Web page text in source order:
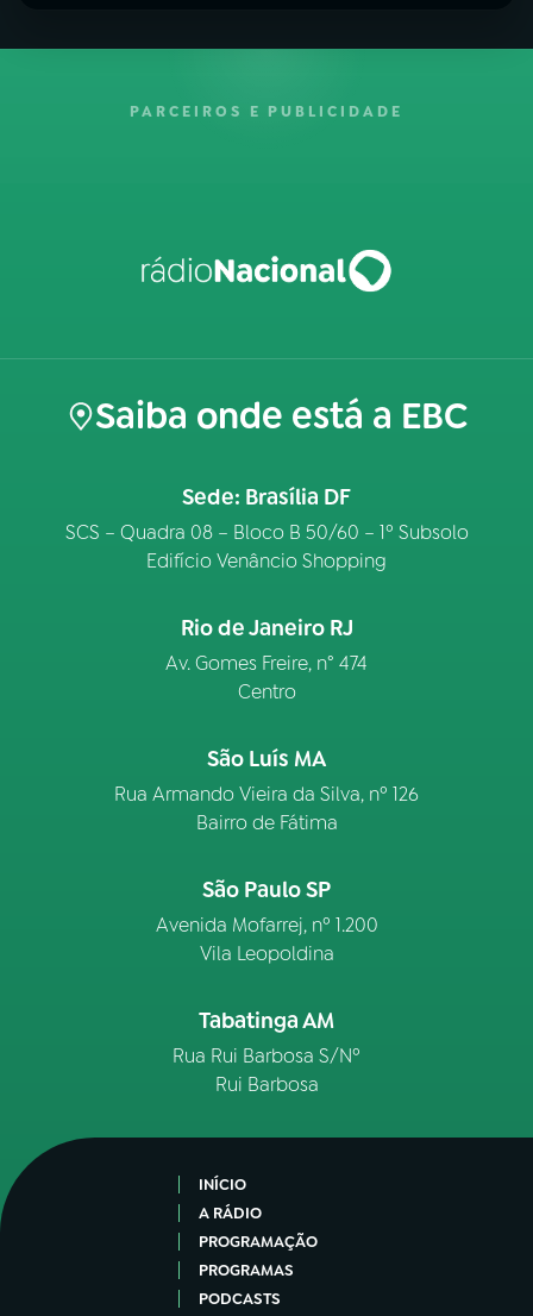
PARCEIROS E PUBLICIDADE
Saiba onde está a EBC
Sede: Brasília DF
SCS – Quadra 08 – Bloco B 50/60 – 1º Subsolo
Edifício Venâncio Shopping
Rio de Janeiro RJ
Av. Gomes Freire, n° 474
Centro
São Luís MA
Rua Armando Vieira da Silva, nº 126
Bairro de Fátima
São Paulo SP
Avenida Mofarrej, nº 1.200
Vila Leopoldina
Tabatinga AM
Rua Rui Barbosa S/Nº
Rui Barbosa
INÍCIO
A RÁDIO
PROGRAMAÇÃO
PROGRAMAS
PODCASTS